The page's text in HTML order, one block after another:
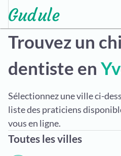
Trouvez un
dentiste en
Sélectionnez une ville ci-
liste des praticiens
vous en ligne.
Toutes les villes